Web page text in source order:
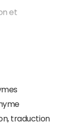
et
traduction